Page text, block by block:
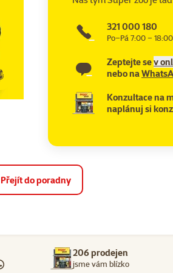
321 000 180
Po–Pá 7:00 – 18:00
Zeptejte sev
nebo na
Konzultace na
naplánuj si
Přejít do poradny
206 prodejen
jsme vám blízko